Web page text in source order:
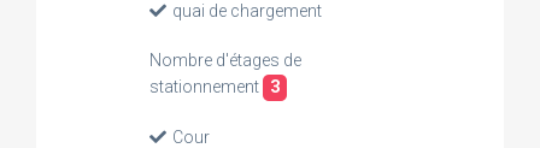
quai de chargement
Nombre d'étages de
stationnement
3
Cour